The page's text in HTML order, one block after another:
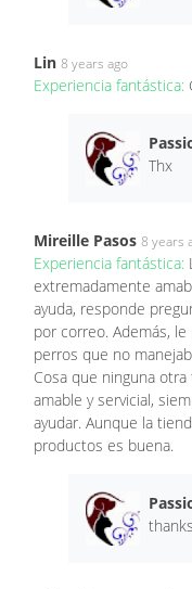
Lin 8 years ago
Experiencia fantástica:
Thx
Mireille Pasos 8 years
Experiencia fantástica:
extremadamente
ayuda, responde
por correo. Además,
perros que no
Cosa que ninguna
amable y servicial,
ayudar. Aunque la
productos es buena.